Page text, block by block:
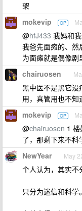
架
mokevip OP
@hfJ433 我妈和
我爸先面瘫的、然
为面瘫就是偶像
chairuosen
黑中医不是黑它没
用，真管用也不知
mokevip OP
@chairuosen 1
了，那剩下来不科
NewYear May
个人认为，其实不
只分为迷信和科学。